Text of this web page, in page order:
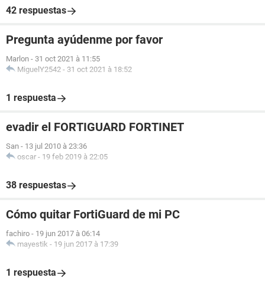
42 respuestas
Pregunta ayúdenme por favor
Marlon - 31 oct 2021 à 11:55
MiguelY2542 - 31 oct 2021 à 18:52
1 respuesta
evadir el FORTIGUARD FORTINET
San - 13 jul 2010 à 23:36
oscar - 19 feb 2019 à 22:05
38 respuestas
Cómo quitar FortiGuard de mi PC
fachiro - 19 jun 2017 à 06:14
mayestik - 19 jun 2017 à 17:39
1 respuesta